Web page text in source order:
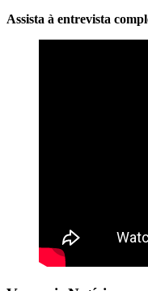
Assista à entrevista